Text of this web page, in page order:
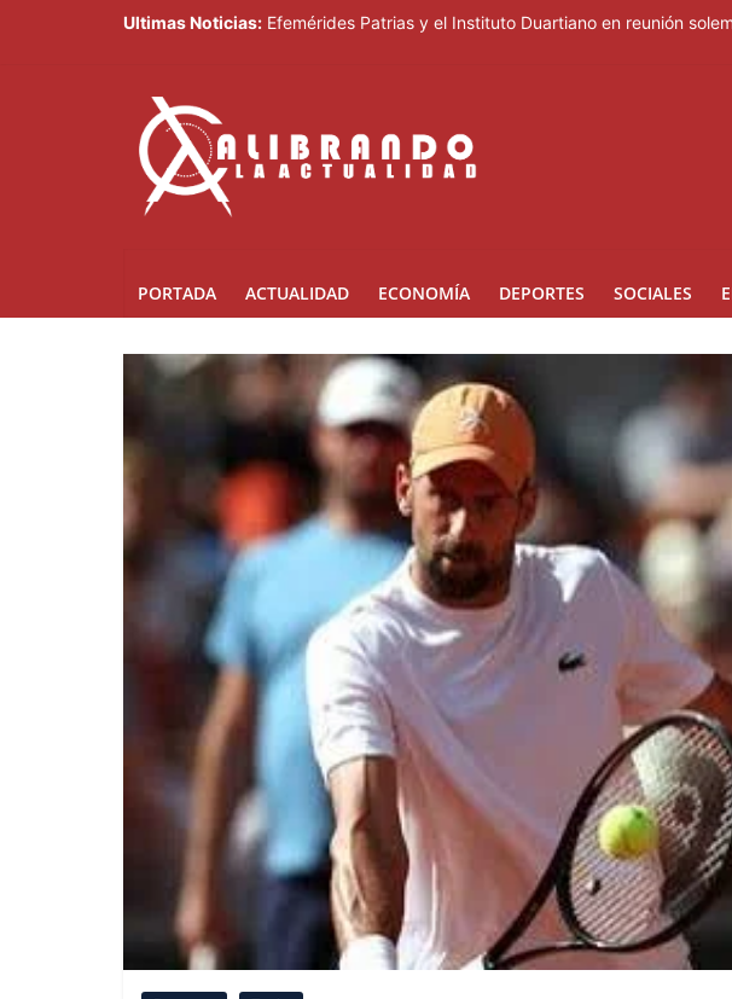
Ultimas Noticias: Efemérides Patrias y el Instituto Duartiano en reunión
PORTADA ACTUALIDAD ECONOMÍA DEPORTES SOCIALES